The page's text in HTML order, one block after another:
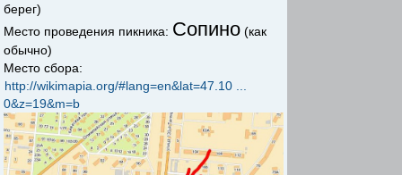
берег)
Место проведения пикника: Сопино (как
обычно)
Место сбора:
http://wikimapia.org/#lang=en&lat=47.10 ...
0&z=19&m=b